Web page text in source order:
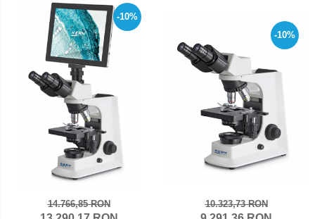
-10%
14.766,85 RON
-10%
10.323,73 RON